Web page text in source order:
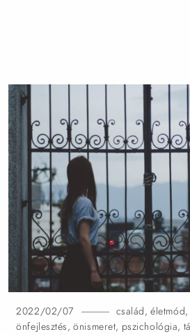
2022/02/07 család,életmód,
önfejlesztés,önismeret, pszichológia,